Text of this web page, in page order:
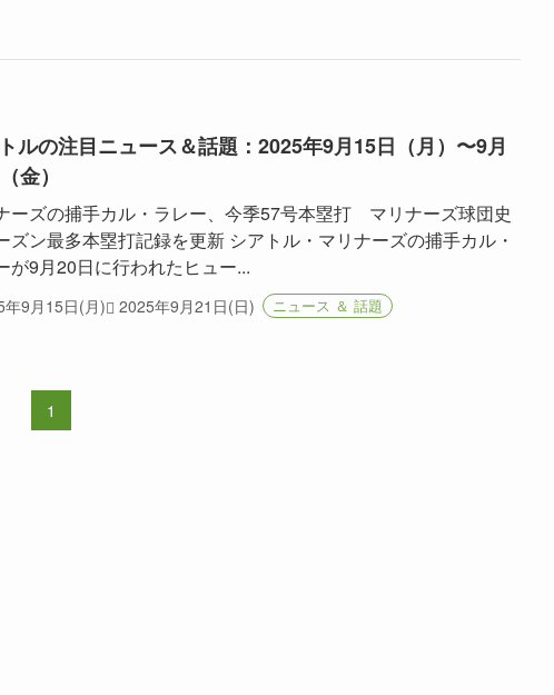
ルの注目ニュース＆話題：2025年9月15日（月）〜9月
金）
ーズの捕手カル・ラレー、今季57号本塁打 マリナーズ球団史
ズン最多本塁打記録を更新 シアトル・マリナーズの捕手カル・
が9月20日に行われたヒュー...
年9月15日(月) 2025年9月21日(日) ニュース ＆ 話題
1